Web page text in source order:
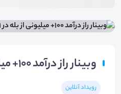
وبینار راز درآمد 100+ میلیونی از بله در 21 روز
رویداد آنلاین